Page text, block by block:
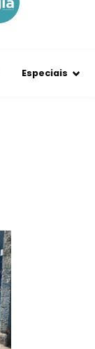
Especiais